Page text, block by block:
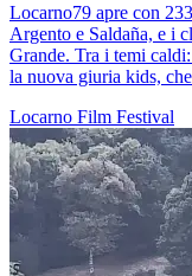
Locarno79 apre con
Argento e Saldaña, e i
Grande. Tra i temi
la nuova giuria kids,
Locarno Film Festival